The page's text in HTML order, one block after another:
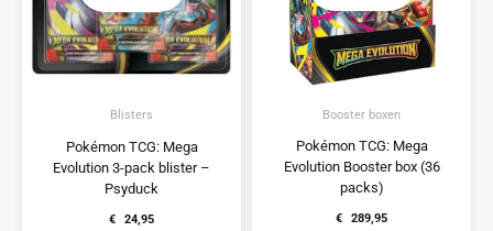
Blisters
Pokémon TCG: Mega
Evolution 3-pack blister –
Psyduck
€ 24,95
Booster boxen
Pokémon TCG: Mega
Evolution Booster box (36
packs)
€ 289,95